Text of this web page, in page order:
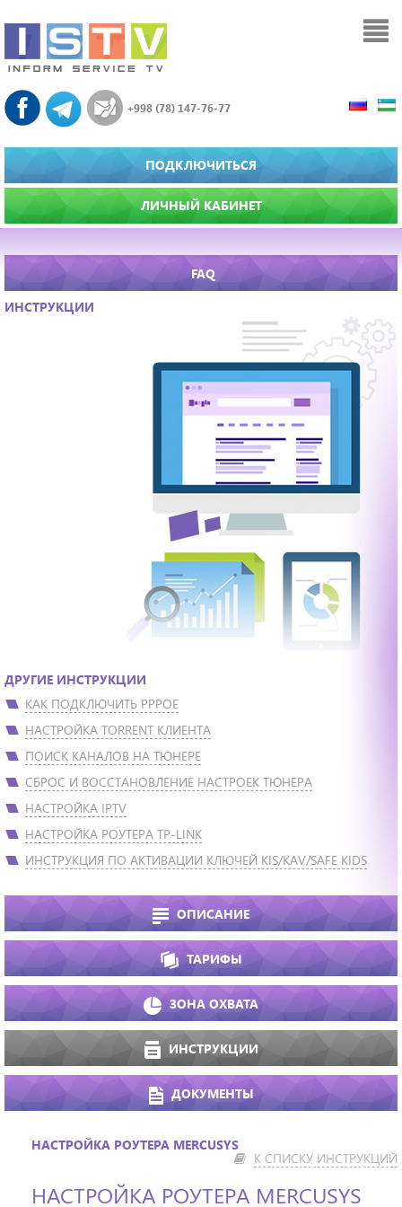
+998 (78) 147-76-77
ПОДКЛЮЧИТЬСЯ
ЛИЧНЫЙ КАБИНЕТ
FAQ
ИНСТРУКЦИИ
ДРУГИЕ ИНСТРУКЦИИ
КАК ПОДКЛЮЧИТЬ PPPOE
НАСТРОЙКА TORRENT КЛИЕНТА
ПОИСК КАНАЛОВ НА ТЮНЕРЕ
СБРОС И ВОССТАНОВЛЕНИЕ НАСТРОЕК ТЮНЕРА
НАСТРОЙКА IPTV
НАСТРОЙКА РОУТЕРА TP-LINK
ИНСТРУКЦИЯ ПО АКТИВАЦИИ КЛЮЧЕЙ KIS/KAV/SAFE KIDS
ОПИСАНИЕ
ТАРИФЫ
ЗОНА ОХВАТА
ИНСТРУКЦИИ
ДОКУМЕНТЫ
НАСТРОЙКА РОУТЕРА MERCUSYS
К СПИСКУ ИНСТРУКЦИЙ
НАСТРОЙКА РОУТЕРА MERCUSYS